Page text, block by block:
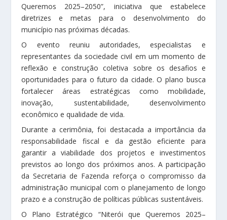
Queremos 2025–2050”, iniciativa que estabelece
diretrizes e metas para o desenvolvimento do
município nas próximas décadas.
O evento reuniu autoridades, especialistas e
representantes da sociedade civil em um momento de
reflexão e construção coletiva sobre os desafios e
oportunidades para o futuro da cidade. O plano busca
fortalecer áreas estratégicas como mobilidade,
inovação, sustentabilidade, desenvolvimento
econômico e qualidade de vida.
Durante a cerimônia, foi destacada a importância da
responsabilidade fiscal e da gestão eficiente para
garantir a viabilidade dos projetos e investimentos
previstos ao longo dos próximos anos. A participação
da Secretaria de Fazenda reforça o compromisso da
administração municipal com o planejamento de longo
prazo e a construção de políticas públicas sustentáveis.
O Plano Estratégico “Niterói que Queremos 2025–